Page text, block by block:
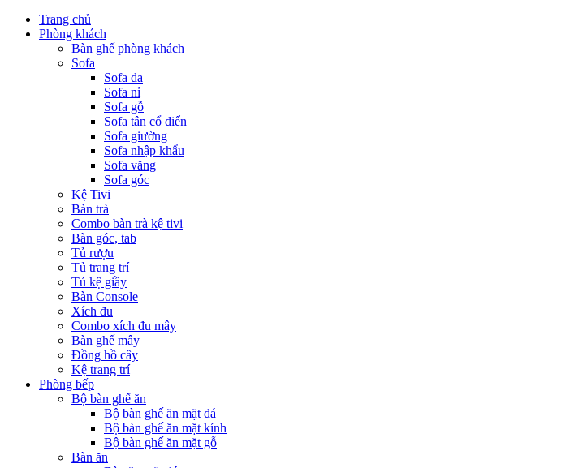
Trang chủ
Phòng khách
Bàn ghế phòng khách
Sofa
Sofa da
Sofa nỉ
Sofa gỗ
Sofa tân cổ điển
Sofa giường
Sofa nhập khẩu
Sofa văng
Sofa góc
Kệ Tivi
Bàn trà
Combo bàn trà kệ tivi
Bàn góc, tab
Tủ rượu
Tủ trang trí
Tủ kệ giầy
Bàn Console
Xích đu
Combo xích đu mây
Bàn ghế mây
Đồng hồ cây
Kệ trang trí
Phòng bếp
Bộ bàn ghế ăn
Bộ bàn ghế ăn mặt đá
Bộ bàn ghế ăn mặt kính
Bộ bàn ghế ăn mặt gỗ
Bàn ăn